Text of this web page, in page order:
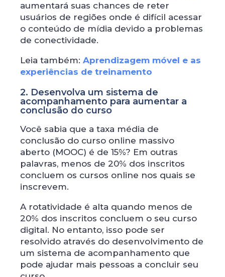
aumentará suas chances de reter
usuários de regiões onde é difícil acessar
o conteúdo de mídia devido a problemas
de conectividade.
Leia também: Aprendizagem móvel e as
experiências de treinamento
2. Desenvolva um sistema de
acompanhamento para aumentar a
conclusão do curso
Você sabia que a taxa média de
conclusão do curso online massivo
aberto (MOOC) é de 15%? Em outras
palavras, menos de 20% dos inscritos
concluem os cursos online nos quais se
inscrevem.
A rotatividade é alta quando menos de
20% dos inscritos concluem o seu curso
digital. No entanto, isso pode ser
resolvido através do desenvolvimento de
um sistema de acompanhamento que
pode ajudar mais pessoas a concluir seu